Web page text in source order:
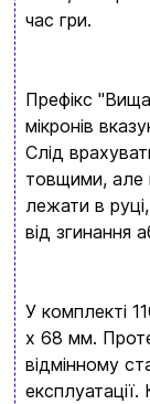
час гри.
Префікс
мікронів
Слід
товщими, але
лежати в
від згинання
У комплекті
х 68 мм.
відмінному